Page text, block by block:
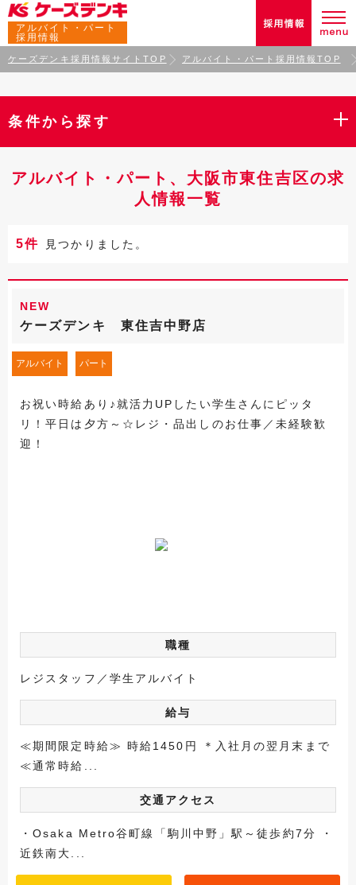
アルバイト・パート
採用情報
ケーズデンキ採用情報サイトTOP アルバイト・パート採用情報TOP
条件から探す
アルバイト・パート、大阪市東住吉区の求
人情報一覧
5件 見つかりました。
NEW
ケーズデンキ 東住吉中野店
アルバイト パート
お祝い時給あり♪就活力UPしたい学生さんにピッタ
リ！平日は夕方～☆レジ・品出しのお仕事／未経験歓
迎！
職種
レジスタッフ／学生アルバイト
給与
≪期間限定時給≫ 時給1450円 ＊入社月の翌月末まで
≪通常時給...
交通アクセス
・Osaka Metro谷町線「駒川中野」駅～徒歩約7分 ・
近鉄南大...